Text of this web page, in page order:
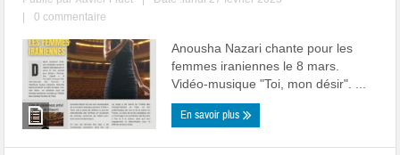
0 commentaire
Anousha Nazari chante pour les
femmes iraniennes le 8 mars.
Vidéo-musique "Toi, mon désir". ...
En savoir plus